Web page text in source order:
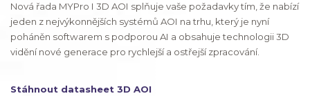
Nová řada MYPro I 3D AOI splňuje vaše požadavky tím, že nabízí
jeden z nejvýkonnějších systémů AOI na trhu, který je nyní
poháněn softwarem s podporou AI a obsahuje technologii 3D
vidění nové generace pro rychlejší a ostřejší zpracování.
Stáhnout datasheet 3D AOI